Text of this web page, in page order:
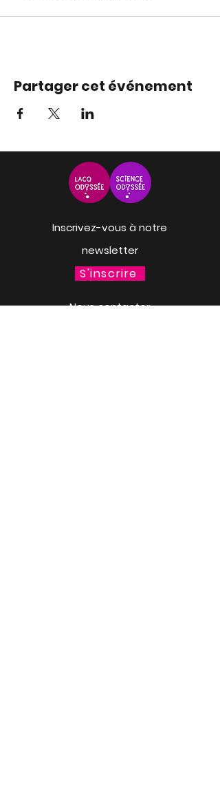
Partager cet événement
Inscrivez-vous à notre
newsletter
S'inscrire
Nous contacter